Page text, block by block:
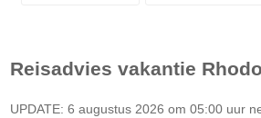
Reisadvies vakantie
UPDATE: 6 augustus 2026 om 05:00 uur